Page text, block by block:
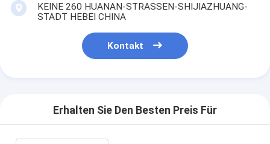
KEINE 260 HUANAN-STRASSEN-SHIJIAZHUANG-
STADT HEBEI CHINA
Kontakt
Erhalten Sie Den Besten Preis Für